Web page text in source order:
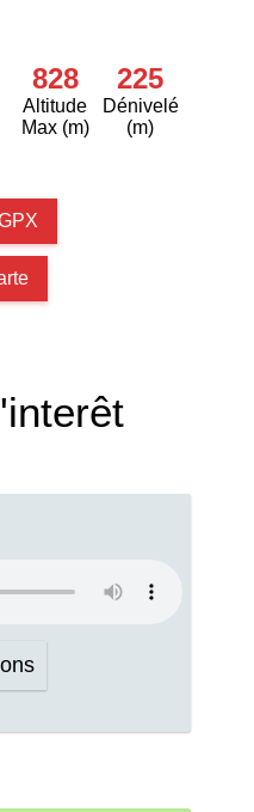
828
Altitude
Max (m)
225
Dénivelé
(m)